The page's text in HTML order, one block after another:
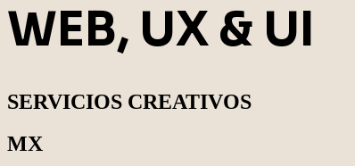
WEB, UX & UI
SERVICIOS CREATIVOS
MX